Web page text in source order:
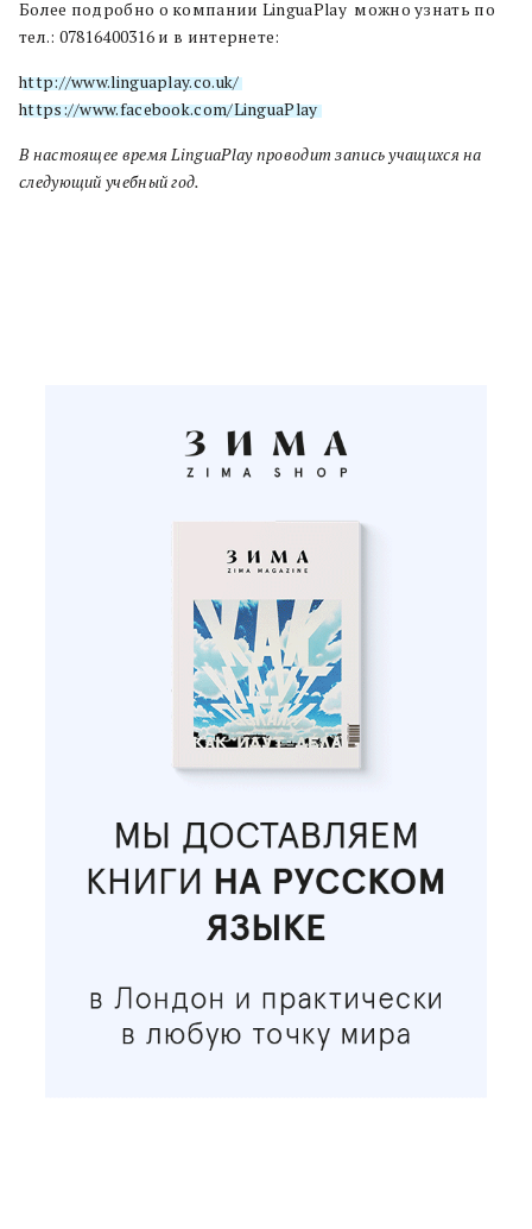
Более подробно о компании LinguaPlay можно узнать по
тел.: 07816400316 и в интернете:
http://www.linguaplay.co.uk/
https://www.facebook.com/LinguaPlay
В настоящее время LinguaPlay проводит запись учащихся на
следующий учебный год.